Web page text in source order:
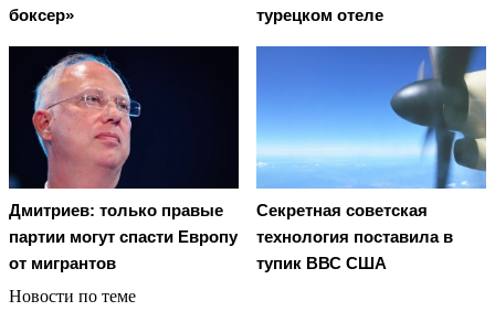
боксер»
турецком отеле
Дмитриев: только правые
партии могут спасти Европу
от мигрантов
Секретная советская
технология поставила в
тупик ВВС США
Новости по теме